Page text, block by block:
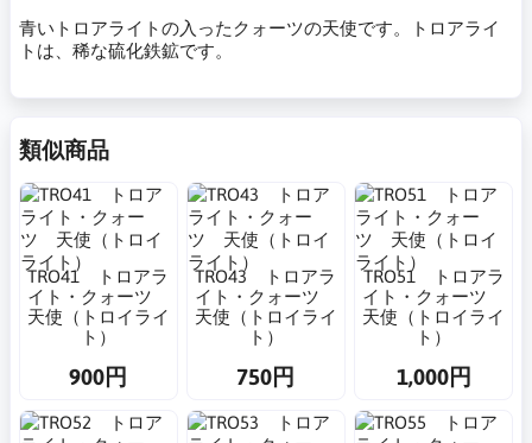
青いトロアライトの入ったクォーツの天使です。トロアライ
トは、稀な硫化鉄鉱です。
類似商品
TRO41 トロアラ
イト・クォーツ
天使（トロイライ
ト）
900円
TRO43 トロアラ
イト・クォーツ
天使（トロイライ
ト）
750円
TRO51 トロアラ
イト・クォーツ
天使（トロイライ
ト）
1,000円